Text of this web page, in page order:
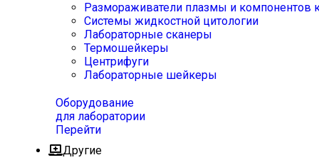
Размораживатели плазмы и компонентов
Системы жидкостной цитологии
Лабораторные сканеры
Термошейкеры
Центрифуги
Лабораторные шейкеры
Оборудование
для лаборатории
Перейти
Другие